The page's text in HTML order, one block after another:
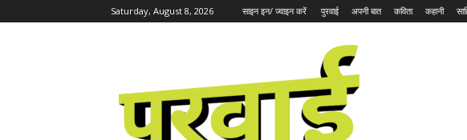
Saturday, August 8, 2026 साइन इन/ ज्वाइन करें पुरवाई अपनी बात कविता कहानी